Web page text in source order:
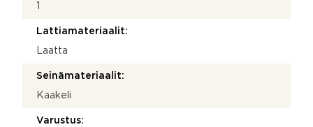
Lattiamateriaalit:
Laatta
Seinämateriaalit:
Kaakeli
Varustus: